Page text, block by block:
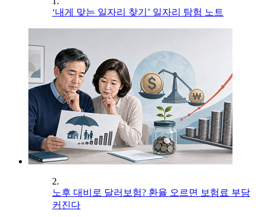
‘내게 맞는 일자리 찾기’ 일자리 탐험 노트
2.
노후 대비로 달러보험? 환율 오르면 보험료 부담
커진다